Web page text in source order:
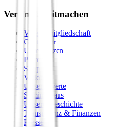
Verein & Mitmachen
Vereinsmitgliedschaft
Gastgeber
Unterstützen
Premium
Shop
Vision
Unsere Werte
Seminarhaus
Unsere Geschichte
Transparenz & Finanzen
Presse